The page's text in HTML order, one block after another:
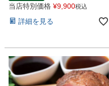
当店特別価格 ¥9,900税込
詳細を見る